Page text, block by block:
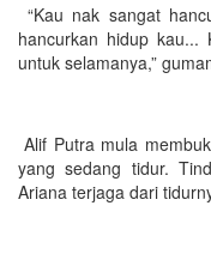
“Kau nak sangat
hancurkan hidup kau...
untuk selamanya,”
Alif Putra mula
yang sedang tidur.
Ariana terjaga dari